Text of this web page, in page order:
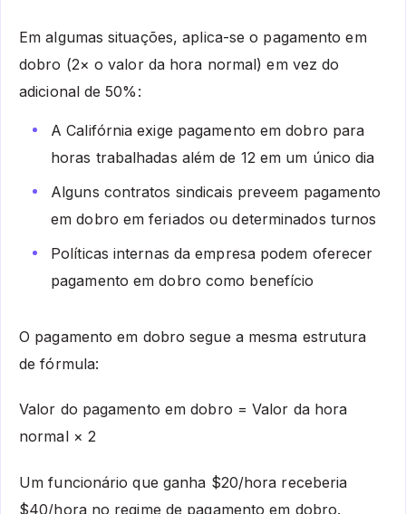
Em algumas situações, aplica-se o pagamento em
dobro (2× o valor da hora normal) em vez do
adicional de 50%:
A Califórnia exige pagamento em dobro para
horas trabalhadas além de 12 em um único dia
Alguns contratos sindicais preveem pagamento
em dobro em feriados ou determinados turnos
Políticas internas da empresa podem oferecer
pagamento em dobro como benefício
O pagamento em dobro segue a mesma estrutura
de fórmula:
Valor do pagamento em dobro = Valor da hora
normal × 2
Um funcionário que ganha $20/hora receberia
$40/hora no regime de pagamento em dobro.